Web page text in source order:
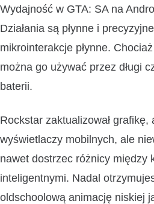
Wydajność w GTA: SA na
Działania są płynne i
mikrointerakcje płynne.
można go używać przez długi
baterii.
Rockstar zaktualizował grafikę,
wyświetlaczy mobilnych, ale
nawet dostrzec różnicy między
inteligentnymi. Nadal
oldschoolową animację niskiej